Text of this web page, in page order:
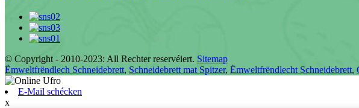
© Copyright - 2010-2023: All Rechter reservéiert. Sitemap
Ëmweltfrëndlech Schneidebrett, Schneidebrett mat Spitzer, Ëmweltfrëndlecht Schneidebrett,
E-Mail schécken
x